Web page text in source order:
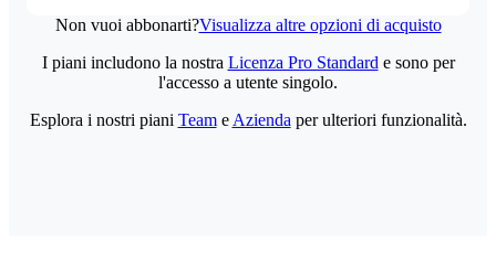
Non vuoi abbonarti?Visualizza altre opzioni di acquisto
I piani includono la nostra Licenza Pro Standard e sono per
l'accesso a utente singolo.
Esplora i nostri piani Teame Azienda per ulteriori funzionalità.